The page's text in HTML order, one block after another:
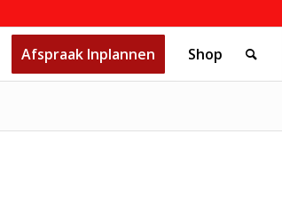
Afspraak Inplannen Shop